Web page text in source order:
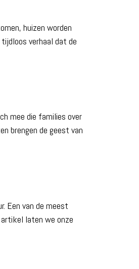
huizen worden
verhaal dat de
mee die families over
brengen de geest van
Een van de meest
laten we onze